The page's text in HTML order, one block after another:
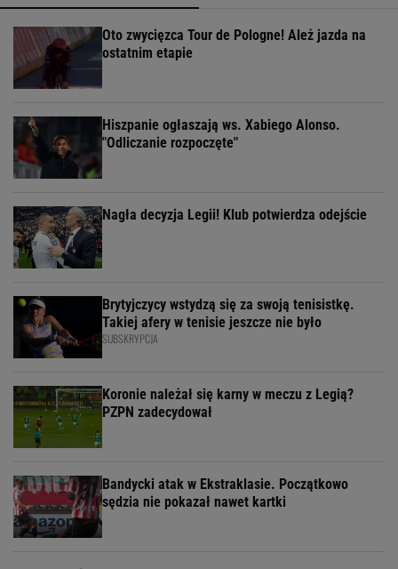
Oto zwycięzca Tour de Pologne! Ależ jazda na
ostatnim etapie
Hiszpanie ogłaszają ws. Xabiego Alonso.
"Odliczanie rozpoczęte"
Nagła decyzja Legii! Klub potwierdza odejście
Brytyjczycy wstydzą się za swoją tenisistkę.
Takiej afery w tenisie jeszcze nie było
SUBSKRYPCJA
Koronie należał się karny w meczu z Legią?
PZPN zadecydował
Bandycki atak w Ekstraklasie. Początkowo
sędzia nie pokazał nawet kartki